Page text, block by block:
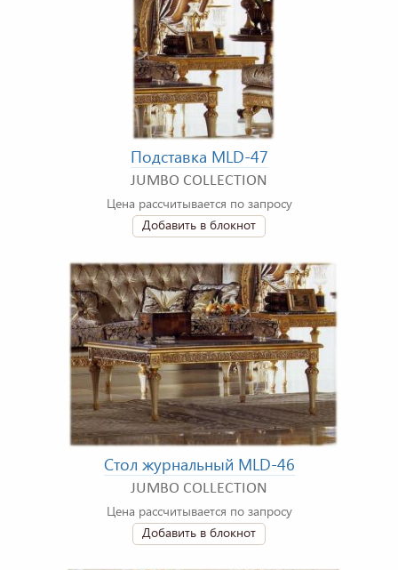
Подставка MLD-47
JUMBO COLLECTION
Цена рассчитывается по запросу
Добавить в блокнот
Стол журнальный MLD-46
JUMBO COLLECTION
Цена рассчитывается по запросу
Добавить в блокнот